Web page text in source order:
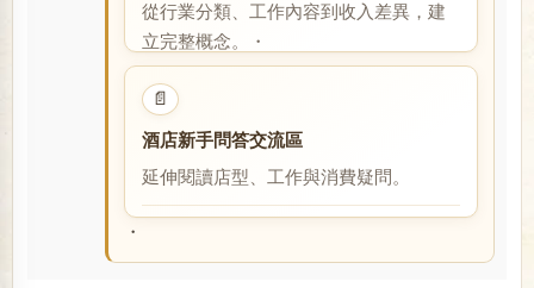
從行業分類、工作內容到收入差異，建
立完整概念。・
閱讀全文
📄
酒店新手問答交流區
延伸閱讀店型、工作與消費疑問。
・